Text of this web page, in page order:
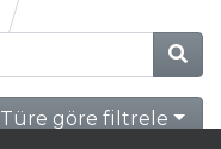
Türe göre filtrele